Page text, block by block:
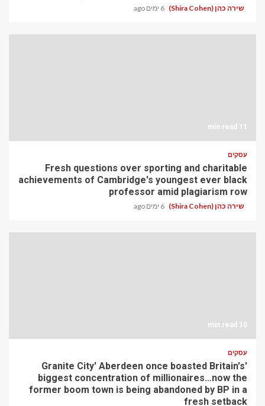
שירה כהן (Shira Cohen) 6 ימים ago
11 min read
עסקים
Fresh questions over sporting and charitable
achievements of Cambridge's youngest ever black
professor amid plagiarism row
שירה כהן (Shira Cohen) 6 ימים ago
10 min read
עסקים
'Granite City' Aberdeen once boasted Britain's
biggest concentration of millionaires…now the
former boom town is being abandoned by BP in a
fresh setback